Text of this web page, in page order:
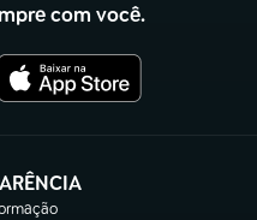
com você.
em nova aba)